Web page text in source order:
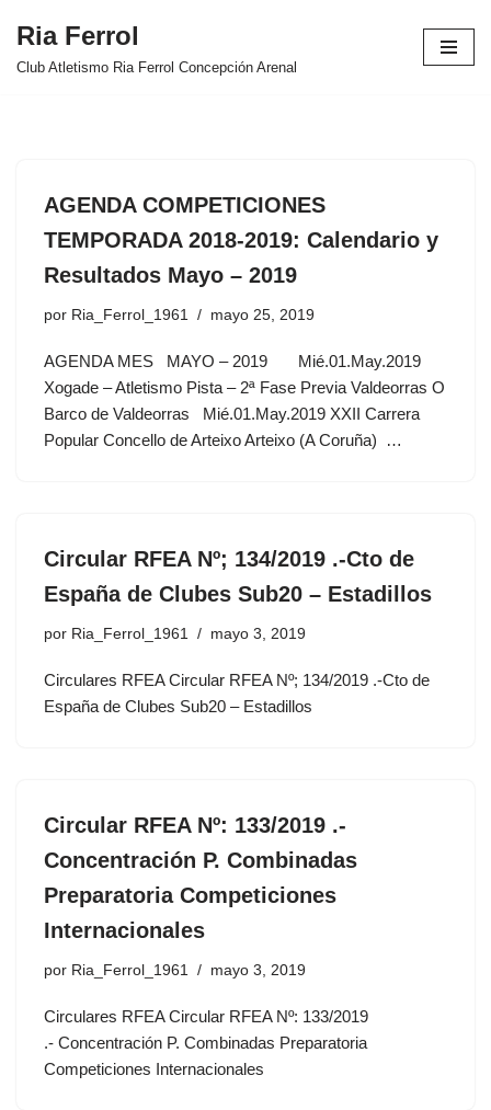
Saltar
Ria Ferrol
Club Atletismo Ria Ferrol Concepción Arenal
AGENDA COMPETICIONES
TEMPORADA 2018-2019: Calendario y
Resultados Mayo – 2019
por Ria_Ferrol_1961 mayo 25, 2019
AGENDA MES MAYO – 2019 Mié.01.May.2019
Xogade – Atletismo Pista – 2ª Fase Previa Valdeorras O
Barco de Valdeorras Mié.01.May.2019 XXII Carrera
Popular Concello de Arteixo Arteixo (A Coruña) …
Circular RFEA Nº; 134/2019 .-Cto de
España de Clubes Sub20 – Estadillos
por Ria_Ferrol_1961 mayo 3, 2019
Circulares RFEA Circular RFEA Nº; 134/2019 .-Cto de
España de Clubes Sub20 – Estadillos
Circular RFEA Nº: 133/2019 .-
Concentración P. Combinadas
Preparatoria Competiciones
Internacionales
por Ria_Ferrol_1961 mayo 3, 2019
Circulares RFEA Circular RFEA Nº: 133/2019
.- Concentración P. Combinadas Preparatoria
Competiciones Internacionales